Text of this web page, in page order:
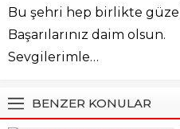
Bu şehri hep birlikte
Başarılarınız daim olsun.
Sevgilerimle…
BENZER KONULAR